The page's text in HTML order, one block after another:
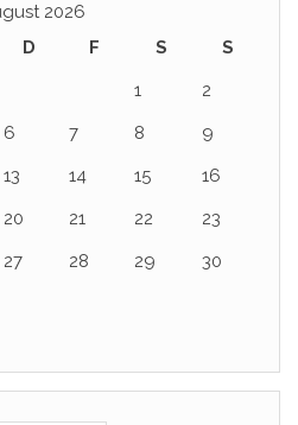
2026
D F S
S
1
2
6 7 8
9
13 14 15
16
20 21 22
23
27 28 29
30